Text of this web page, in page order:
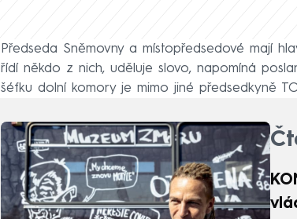
Předseda Sněmovny a místopředsedové mají
řídí někdo z nich, uděluje slovo, napomíná
šéfku dolní komory je mimo jiné předsedkyně